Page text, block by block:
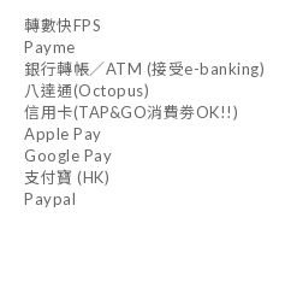
轉數快FPS
Payme
銀行轉帳／ATM (接受e-banking)
八達通(Octopus)
信用卡(TAP&GO消費劵OK!!)
Apple Pay
Google Pay
支付寶 (HK)
Paypal